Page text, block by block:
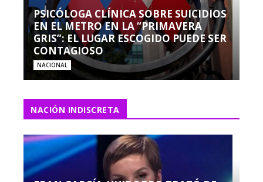
PSICÓLOGA CLÍNICA SOBRE SUICIDIOS
EN EL METRO EN LA “PRIMAVERA
GRIS”: EL LUGAR ESCOGIDO PUEDE SER
CONTAGIOSO
NACIONAL
NACIÓN INDISCRETA